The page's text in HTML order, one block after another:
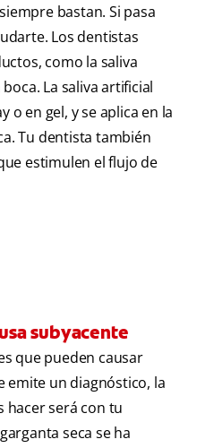
bastan. Si pasa
Los dentistas
como la saliva
La saliva artificial
o en gel, y se aplica en la
Tu dentista también
estimulen el flujo de
subyacente
que pueden causar
emite un diagnóstico, la
hacer será con tu
seca se ha